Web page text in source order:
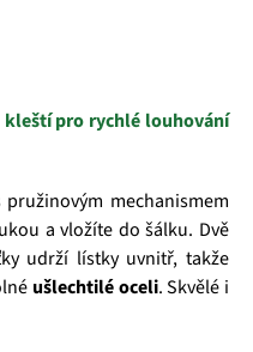
kleští pro rychlé louhování
pružinovým mechanismem
a vložíte do šálku. Dvě
udrží lístky uvnitř, takže
ušlechtilé oceli. Skvělé i